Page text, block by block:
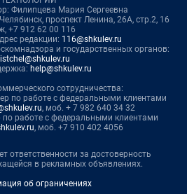
Филипцева Мария Сергеевна
проспект Ленина, 26А, стр.2, 16
+7 912 62 00 116
редакции: 116@shkulev.ru
и государственных органов:
help@shkulev.ru
сотрудничества:
по работе с федеральными клиентами
, моб. + 7 982 640 34 32
по работе с федеральными клиентами
, моб. +7 910 402 4056
ответственности за достоверность
в рекламных объявлениях.
об ограничениях